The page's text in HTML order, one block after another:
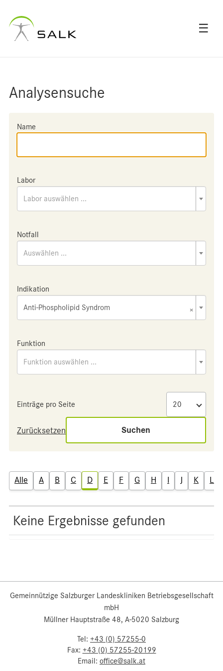
☰
Analysensuche
Name
Labor
Labor auswählen ...
Notfall
Auswählen ...
Indikation
×
Anti-Phospholipid Syndrom
Funktion
Funktion auswählen ...
Einträge pro Seite
Zurücksetzen Suchen
Alle A B C D E F G H I J K L
Keine Ergebnisse gefunden
Gemeinnützige Salzburger Landeskliniken Betriebsgesellschaft
mbH
Müllner Hauptstraße 48, A-5020 Salzburg
Tel: +43 (0) 57255-0
Fax: +43 (0) 57255-20199
Email: office@salk.at